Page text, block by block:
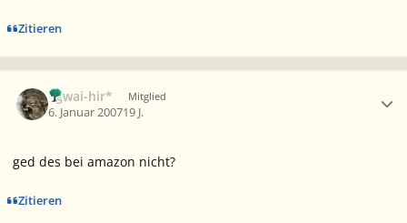
Zitieren
*gwai-hir* Mitglied
6. Januar 200719 J.
ged des bei amazon nicht?
Zitieren